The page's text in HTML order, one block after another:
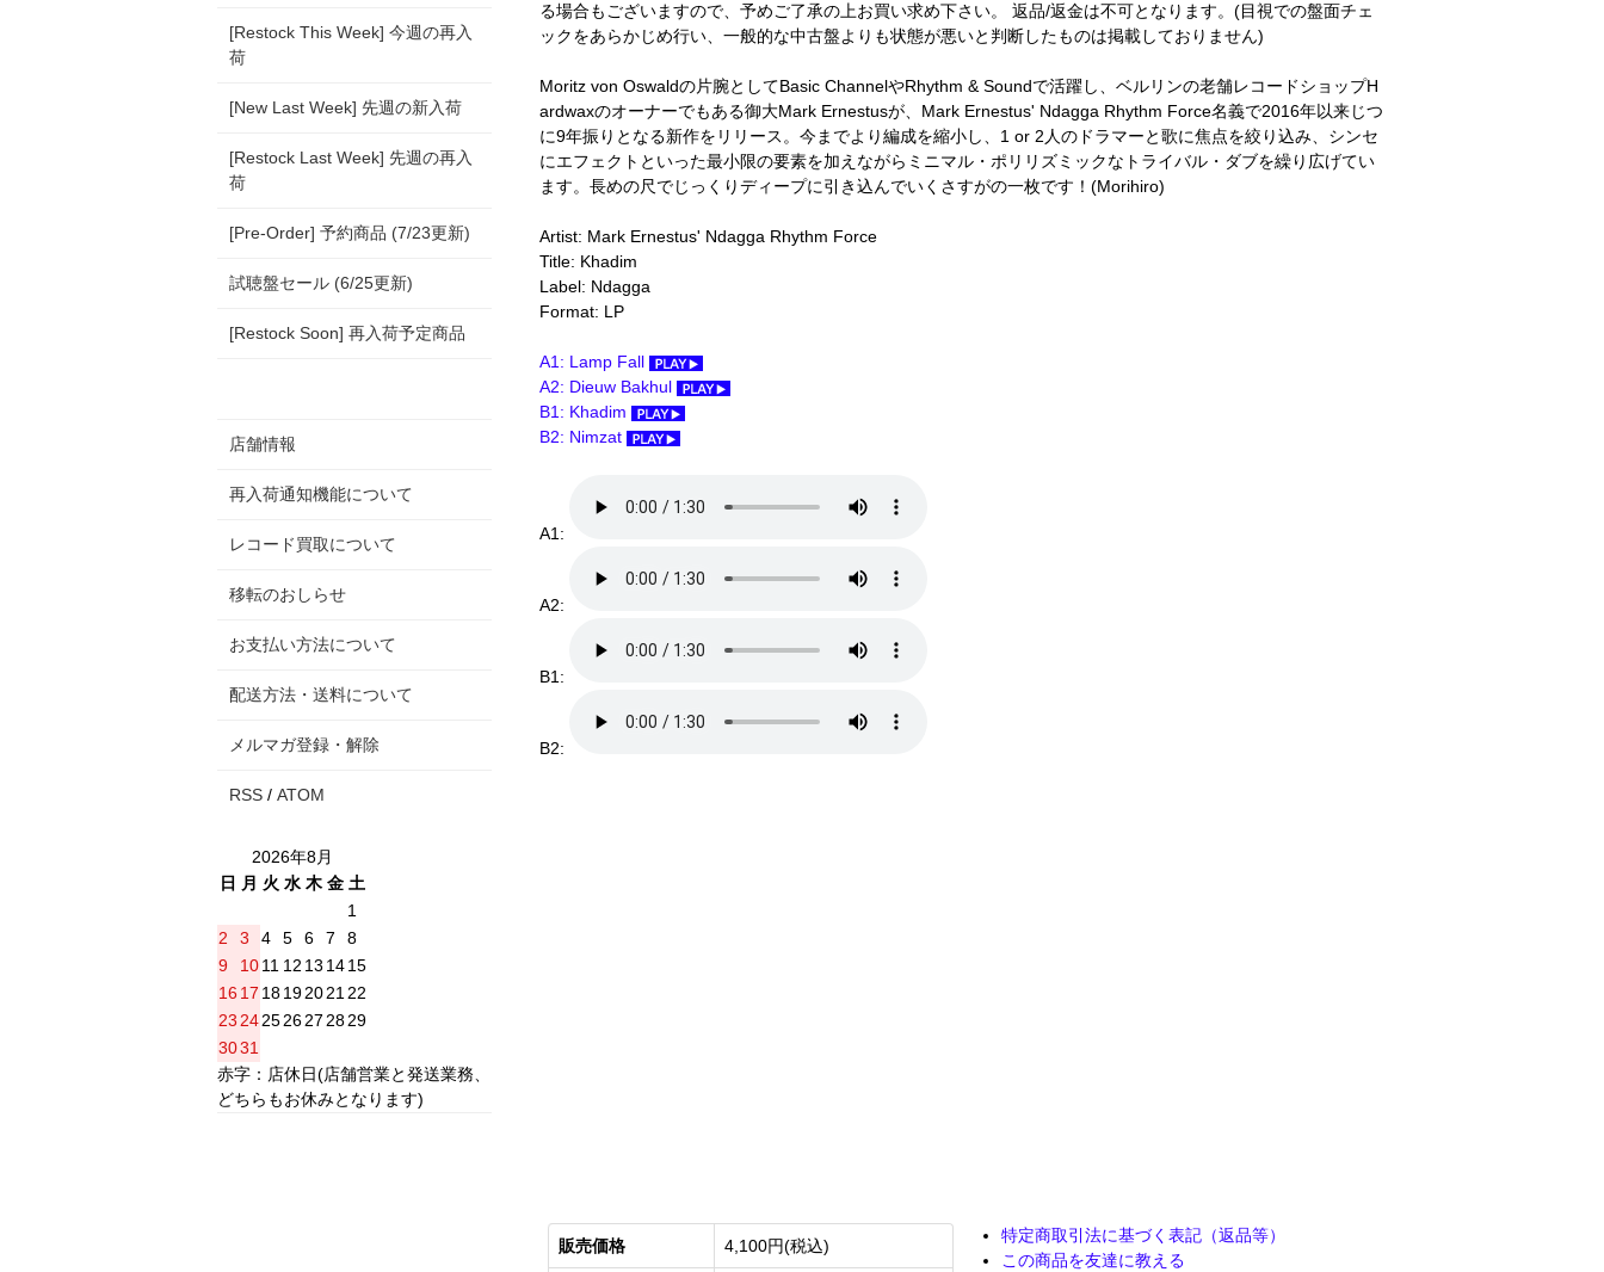
る場合もございますので、予めご了承の上お買い求め下さい。 返品/返金は不可となります。(目視での盤面チェ
ックをあらかじめ行い、一般的な中古盤よりも状態が悪いと判断したものは掲載しておりません)
Moritz von Oswaldの片腕としてBasic ChannelやRhythm & Soundで活躍し、ベルリンの老舗レコードショップH
ardwaxのオーナーでもある御大Mark Ernestusが、Mark Ernestus' Ndagga Rhythm Force名義で2016年以来じつ
に9年振りとなる新作をリリース。今までより編成を縮小し、1 or 2人のドラマーと歌に焦点を絞り込み、シンセ
にエフェクトといった最小限の要素を加えながらミニマル・ポリリズミックなトライバル・ダブを繰り広げてい
ます。長めの尺でじっくりディープに引き込んでいくさすがの一枚です！(Morihiro)
Artist: Mark Ernestus' Ndagga Rhythm Force
Title: Khadim
Label: Ndagga
Format: LP
A1: Lamp Fall
A2: Dieuw Bakhul
B1: Khadim
B2: Nimzat
A1:
A2:
B1:
B2:
販売価格 4,100円(税込)
特定商取引法に基づく表記（返品等）
この商品を友達に教える
[Restock This Week] 今週の再入
荷
[New Last Week] 先週の新入荷
[Restock Last Week] 先週の再入
荷
[Pre-Order] 予約商品 (7/23更新)
試聴盤セール (6/25更新)
[Restock Soon] 再入荷予定商品
店舗情報
再入荷通知機能について
レコード買取について
移転のおしらせ
お支払い方法について
配送方法・送料について
メルマガ登録・解除
RSS / ATOM
2026年8月
日
月 火 水 木 金 土
1
2
3 4 5 6 7
8
9
1011 12 13 1415
16 17 18192021 22
23 24252627 2829
3031
赤字：店休日(店舗営業と発送業務、
どちらもお休みとなります)